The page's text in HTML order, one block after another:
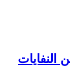
النفايات